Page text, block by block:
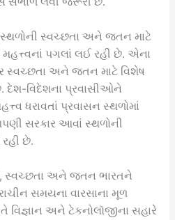
સ્વચ્છતા અને જતન માટે
પગલાં લઈ રહી છે. એના
સ્વચ્છતા અને જતન માટે વિશેષ
વિદેશના પ્રવાસીઓને
ધરાવતાં પ્રવાસન સ્થળોમાં
સરકાર આવાં સ્થળોની
છે.
સ્વચ્છતા અને જતન ભારતને
સમયના વારસાના મૂળ
અને ટેકનોલૉજીના સહારે